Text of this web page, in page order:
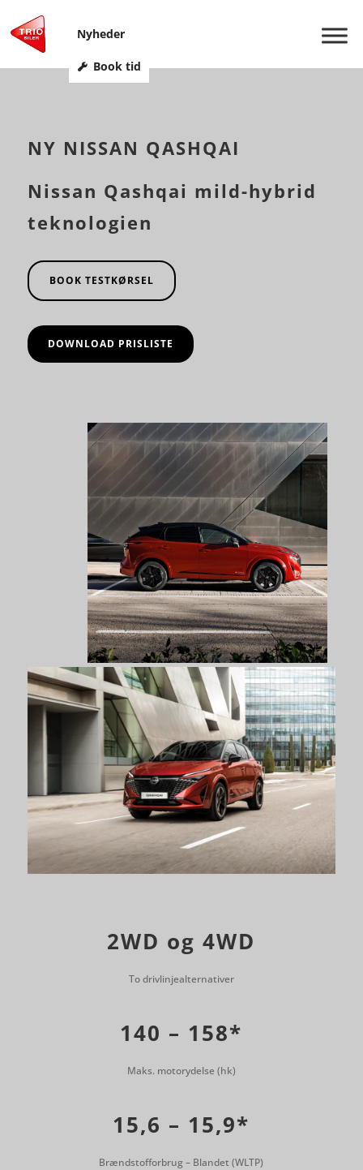
Nyheder
Book tid
NY NISSAN QASHQAI
Nissan Qashqai mild-hybrid
teknologien
BOOK TESTKØRSEL
DOWNLOAD PRISLISTE
2WD og 4WD
To drivlinjealternativer
140 – 158*
Maks. motorydelse (hk)
15,6 – 15,9*
Brændstofforbrug – Blandet (WLTP)